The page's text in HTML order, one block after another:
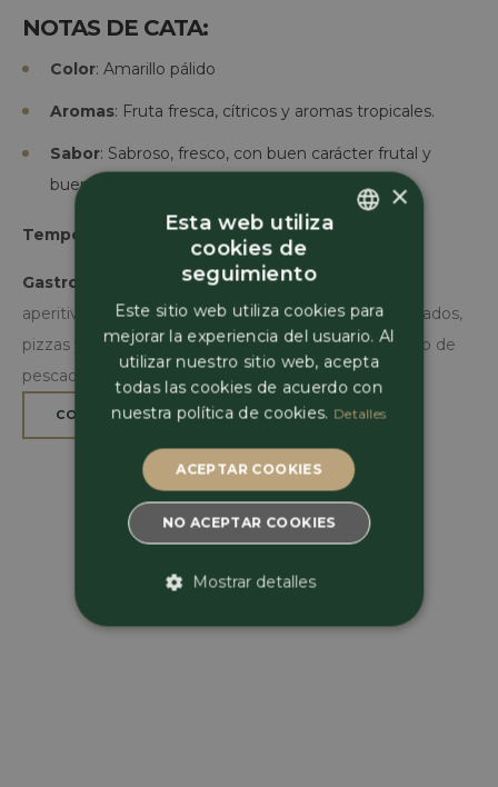
NOTAS DE CATA:
Color: Amarillo pálido
Aromas: Fruta fresca, cítricos y aromas tropicales.
Sabor: Sabroso, fresco, con buen carácter frutal y
buena acidez.
Temperatura de servicio: 10-12º C.
Gastronomía recomendada:Es perfecto para el
aperitivo, acompaña muy bien a quesos no muy curados,
pizzas y pastas. También está delicioso con todo tipo de
pescados, mariscos, arroces.
COMPRAR
Spanish
French
×
Esta web utiliza
cookies de
seguimiento
Este sitio web utiliza cookies para
mejorar la experiencia del usuario. Al
utilizar nuestro sitio web, acepta
todas las cookies de acuerdo con
nuestra política de cookies. Detalles
ACEPTAR COOKIES
NO ACEPTAR COOKIES
Mostrar detalles
ESTRICTAMENTE